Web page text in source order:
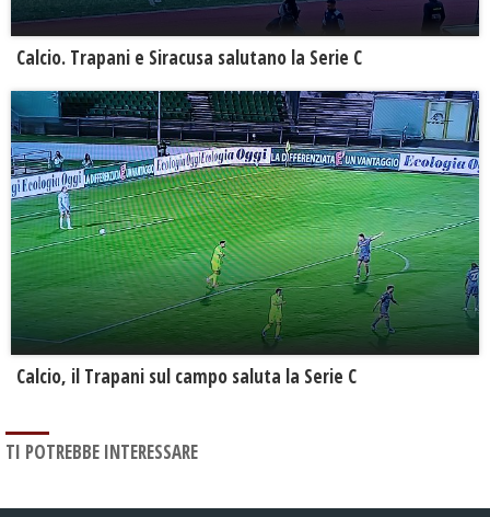
Calcio. Trapani e Siracusa salutano la Serie C
Calcio, il Trapani sul campo saluta la Serie C
TI POTREBBE INTERESSARE